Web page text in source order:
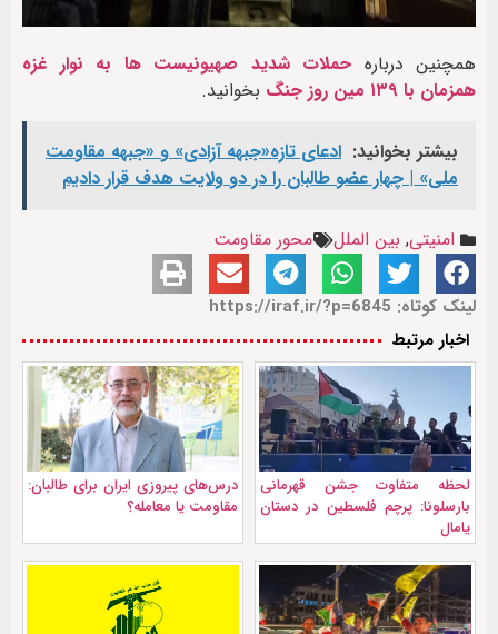
همچنین درباره حملات شدید صهیونیست ها به نوار غزه
همزمان با ۱۳۹ مین روز جنگ
بخوانید.
بیشتر بخوانید: ادعای تازه«جبهه آزادی» و «جبهه مقاومت
ملی» | چهار عضو طالبان را در دو ولایت هدف قرار دادیم
امنیتی, بین الملل محور مقاومت
لینک کوتاه: https://iraf.ir/?p=6845
اخبار مرتبط
لحظه متفاوت جشن قهرمانی
بارسلونا: پرچم فلسطین در دستان
یامال
درس‌های پیروزی ایران برای طالبان:
مقاومت یا معامله؟